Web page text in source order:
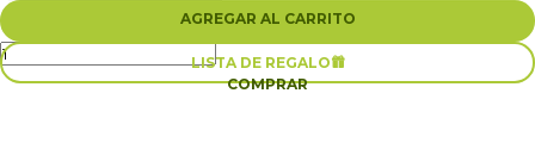
AGREGAR AL CARRITO
COMPRAR
LISTA DE REGALO